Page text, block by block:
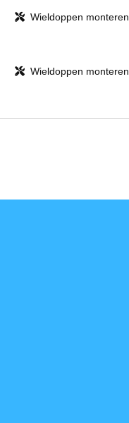
Wieldoppen monteren
Wieldoppen monteren